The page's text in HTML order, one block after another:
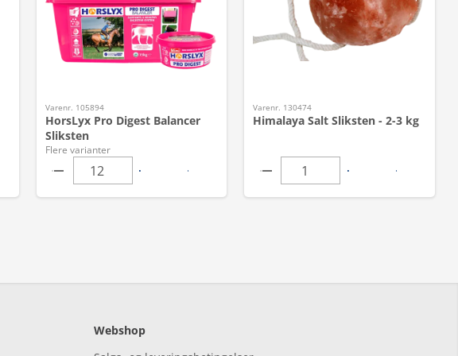
Varenr. 105894
HorsLyx Pro Digest Balancer
Sliksten
Flere varianter
Varenr. 130474
Himalaya Salt Sliksten - 2-3 kg
Webshop